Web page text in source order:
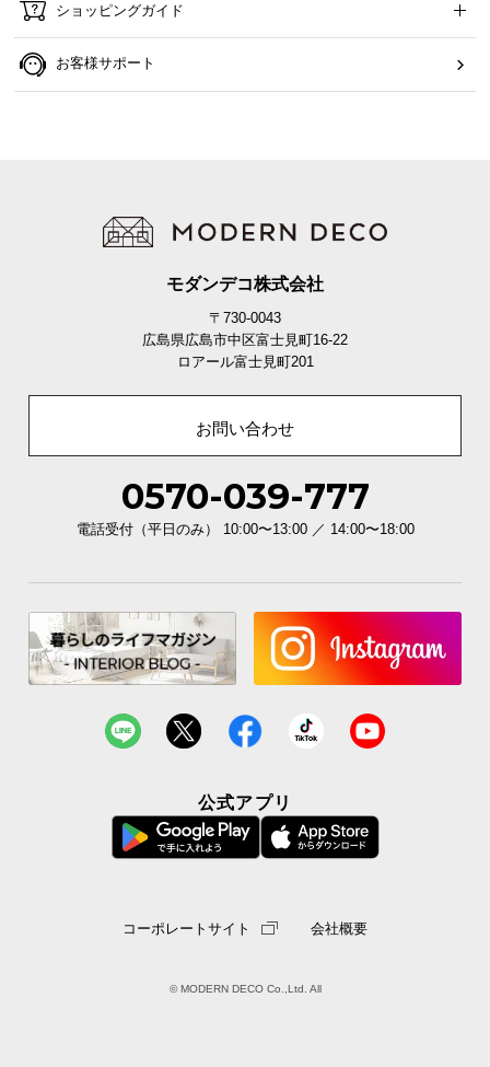
EUに認められた安全クオリティ
成分検査を行い、安全な商品だと証明されました。
REACHとは
人体や環境の安全を目的に、EU全
REACHの安全認可は、国際的にも
安全と認められた証になります。
全205項目で未検出を記録
REACH規則にて登録されている化学物質全205項目
試験内容 試験結果
規則で有害認定されている化学物
ショッピングガイド
お客様サポート
モダンデコ株式会社
〒730-0043
広島県広島市中区富士見町16-22
ロアール富士見町201
お問い合わせ
0570-039-777
電話受付（平日のみ） 10:00〜13:00 ／ 14:00〜18:00
公式アプリ
コーポレートサイト 会社概要
© MODERN DECO Co.,Ltd. All